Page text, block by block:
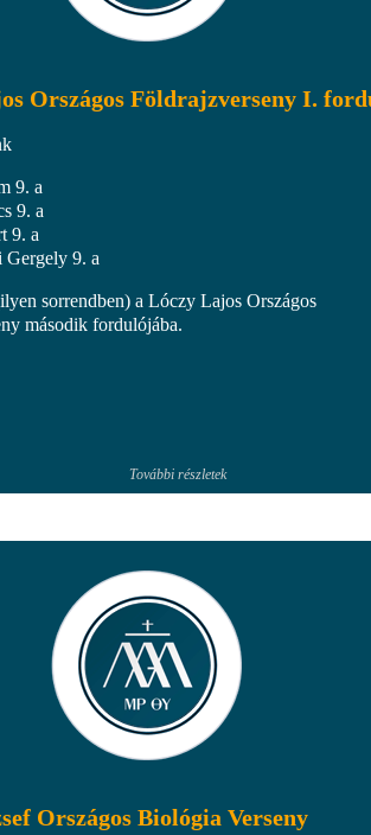
Országos Földrajzverseny I.
9. a
9. a
9. a
9. a
sorrendben) a Lóczy Lajos Országos
második fordulójába.
További részletek
Országos Biológia Verseny